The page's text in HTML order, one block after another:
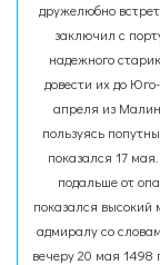
дружелюбно
заключил с
надежного
довести их до
апреля из
пользуясь
показался 17
подальше от
показался высокий
адмиралу со
вечеру 20 мая 1498